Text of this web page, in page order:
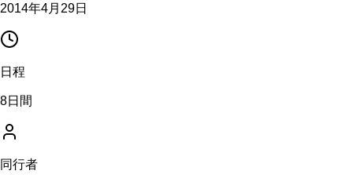
2014年4月29日
日程
8日間
同行者